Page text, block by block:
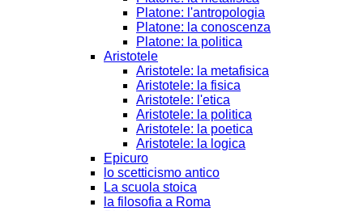
Platone: l'antropologia
Platone: la conoscenza
Platone: la politica
Aristotele
Aristotele: la metafisica
Aristotele: la fisica
Aristotele: l'etica
Aristotele: la politica
Aristotele: la poetica
Aristotele: la logica
Epicuro
lo scetticismo antico
La scuola stoica
la filosofia a Roma